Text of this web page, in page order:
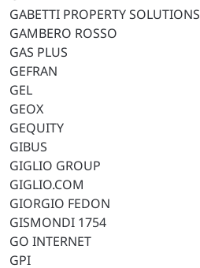
GABETTI PROPERTY SOLUTIONS
GAMBERO ROSSO
GAS PLUS
GEFRAN
GEL
GEOX
GEQUITY
GIBUS
GIGLIO GROUP
GIGLIO.COM
GIORGIO FEDON
GISMONDI 1754
GO INTERNET
GPI